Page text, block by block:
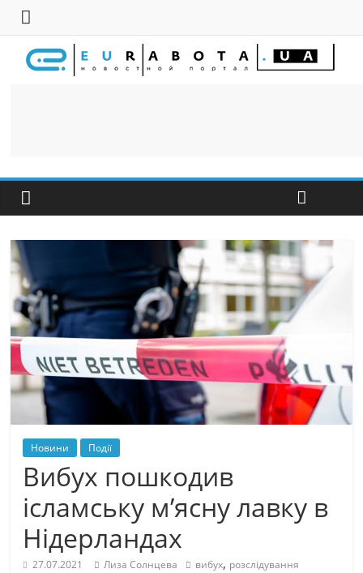
Новини Події
Вибух пошкодив
ісламську м’ясну лавку в
Нідерландах
27.07.2021 Лиза Солнцева вибух, розслідування